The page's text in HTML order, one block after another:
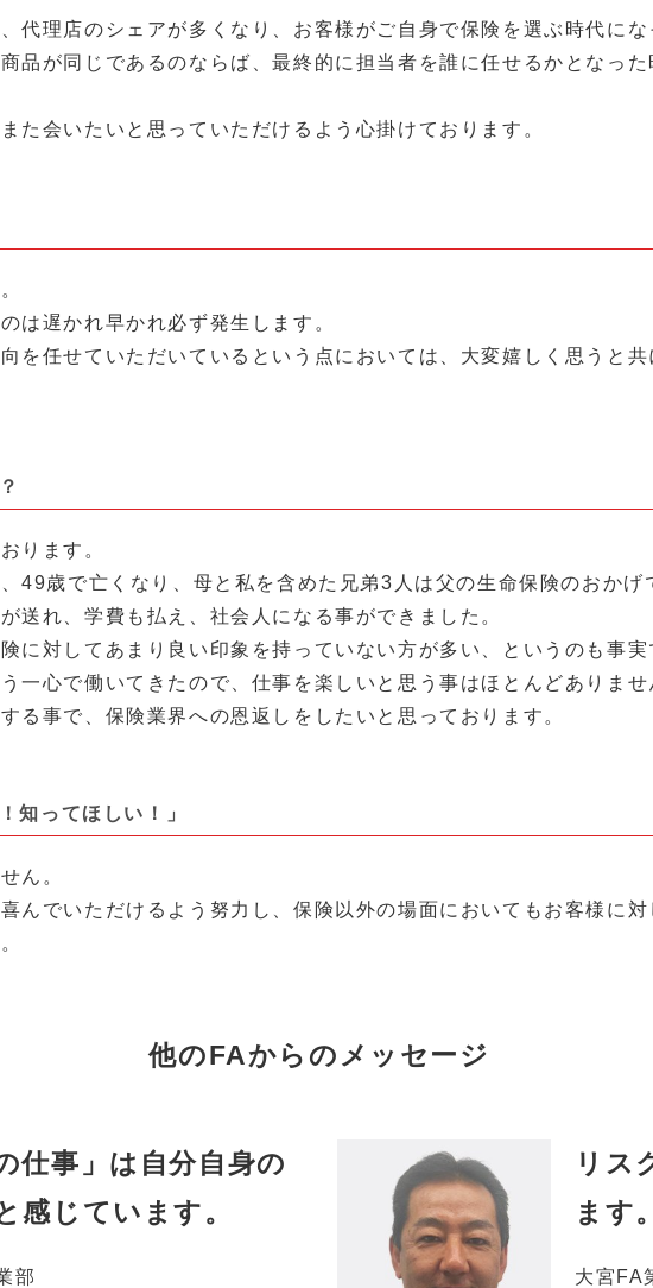
代理店のシェアが多くなり、お客様がご自身で保険を選ぶ時代に
品が同じであるのならば、最終的に担当者を誰に任せるかとなっ
た会いたいと思っていただけるよう心掛けております。
は遅かれ早かれ必ず発生します。
を任せていただいているという点においては、大変嬉しく思うと
ります。
49歳で亡くなり、母と私を含めた兄弟3人は父の生命保険のおかげ
送れ、学費も払え、社会人になる事ができました。
に対してあまり良い印象を持っていない方が多い、というのも事実
一心で働いてきたので、仕事を楽しいと思う事はほとんどありま
る事で、保険業界への恩返しをしたいと思っております。
知ってほしい！」
ん。
んでいただけるよう努力し、保険以外の場面においてもお客様に
他のFAからのメッセージ
仕事」は自分自身の
感じています。
部
リス
ます。
大宮FA